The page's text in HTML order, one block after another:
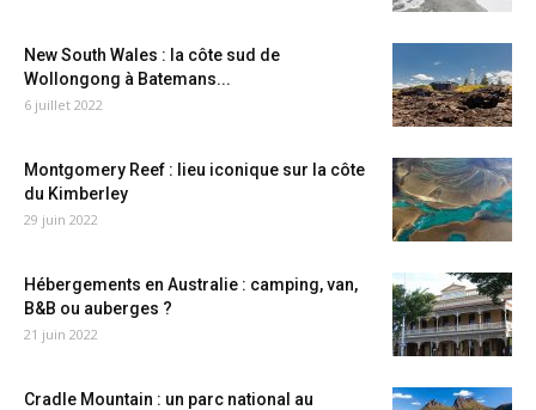
New South Wales : la côte sud de
Wollongong à Batemans...
6 juillet 2022
Montgomery Reef : lieu iconique sur la côte
du Kimberley
29 juin 2022
Hébergements en Australie : camping, van,
B&B ou auberges ?
21 juin 2022
Cradle Mountain : un parc national au